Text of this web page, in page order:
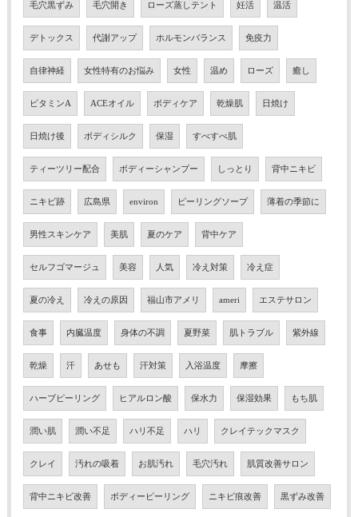
毛穴黒ずみ 毛穴開き ローズ蒸しテント 妊活 温活
デトックス 代謝アップ ホルモンバランス 免疫力
自律神経 女性特有のお悩み 女性 温め ローズ 癒し
ビタミンA ACEオイル ボディケア 乾燥肌 日焼け
日焼け後 ボディシルク 保湿 すべすべ肌
ティーツリー配合 ボディーシャンプー しっとり 背中ニキビ
ニキビ跡 広島県 environ ピーリングソープ 薄着の季節に
男性スキンケア 美肌 夏のケア 背中ケア
セルフゴマージュ 美容 人気 冷え対策 冷え症
夏の冷え 冷えの原因 福山市アメリ ameri エステサロン
食事 内臓温度 身体の不調 夏野菜 肌トラブル 紫外線
乾燥 汗 あせも 汗対策 入浴温度 摩擦
ハーブピーリング ヒアルロン酸 保水力 保湿効果 もち肌
潤い肌 潤い不足 ハリ不足 ハリ クレイテックマスク
クレイ 汚れの吸着 お肌汚れ 毛穴汚れ 肌質改善サロン
背中ニキビ改善 ボディーピーリング ニキビ痕改善 黒ずみ改善